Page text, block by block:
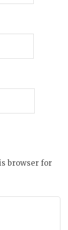
browser for